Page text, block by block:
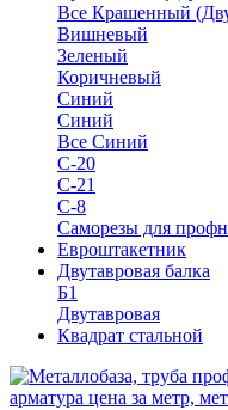
Все Крашенный
Вишневый
Зеленый
Коричневый
Синий
Синий
Все Синий
С-20
С-21
С-8
Саморезы для
Евроштакетник
Двутавровая балка
Б1
Двутавровая
Квадрат стальной